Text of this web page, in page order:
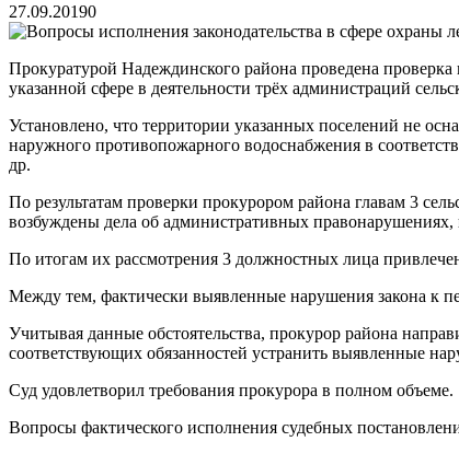
27.09.20190
Прокуратурой Надеждинского района проведена
указанной сфере в деятельности трёх администраций
Установлено, что территории указанных поселений не
наружного противопожарного водоснабжения в
др.
По результатам проверки прокурором района главам 3
возбуждены дела об административных
По итогам их рассмотрения 3 должностных лица
Между тем, фактически выявленные нарушения закона к
Учитывая данные обстоятельства, прокурор района
соответствующих обязанностей устранить выявленные
Суд удовлетворил требования прокурора в полном объеме.
Вопросы фактического исполнения судебных